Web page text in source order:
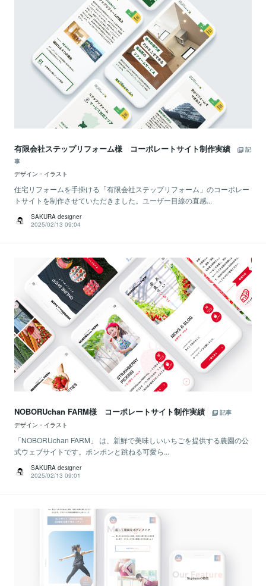
有限会社ステップリフォーム様 コーポレートサイト制作実績
記
事
デザイン・イラスト
住宅リフォームを手掛ける「有限会社ステップリフォーム」のコーポレー
トサイトを制作させていただきました。ユーザー目線の直感...
SAKURA designer
2025/02/13 09:04
NOBORUchan FARM様 コーポレートサイト制作実績
記事
デザイン・イラスト
「NOBORUchan FARM」 は、新鮮で美味しいいちごを提供する農園の公
式ウェブサイトです。ポンポンと跳ねる可愛ら...
SAKURA designer
2025/02/13 09:01